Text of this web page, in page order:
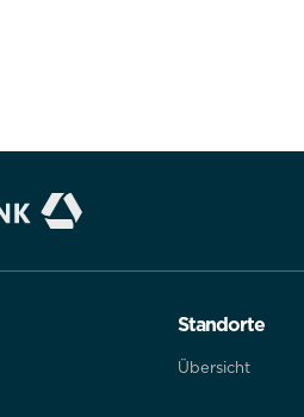
Standorte
Übersicht